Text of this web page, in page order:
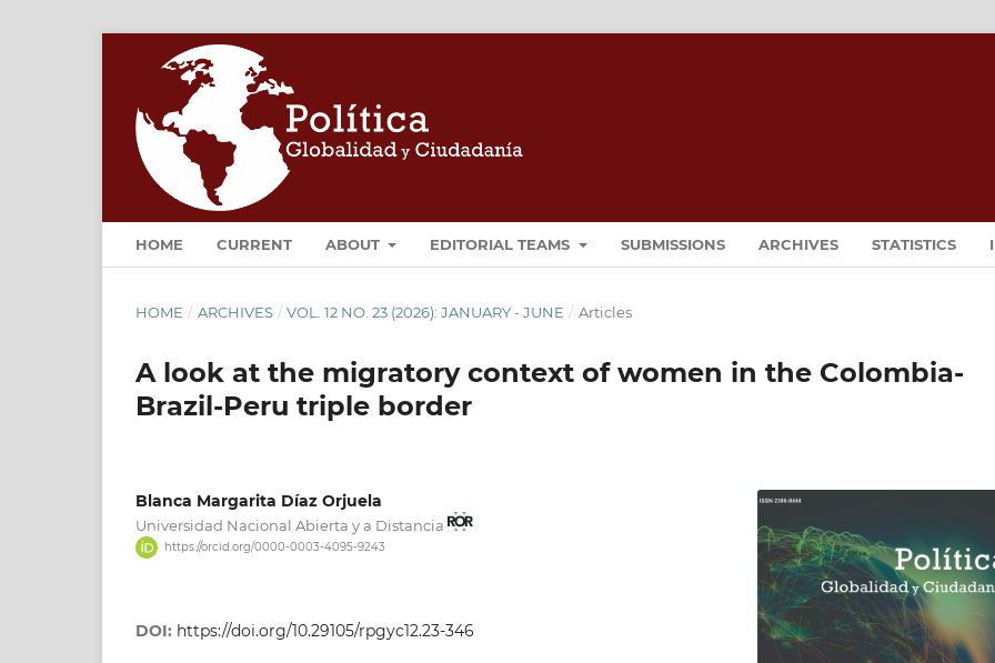
HOME CURRENT ABOUT EDITORIAL TEAMS SUBMISSIONS ARCHIVES STATISTICS
HOME / ARCHIVES / VOL. 12 NO. 23 (2026): JANUARY - JUNE / Articles
A look at the migratory context of women in the Colombia-
Brazil-Peru triple border
Blanca Margarita Díaz Orjuela
Universidad Nacional Abierta y a Distancia
https://orcid.org/0000-0003-4095-9243
DOI: https://doi.org/10.29105/rpgyc12.23-346